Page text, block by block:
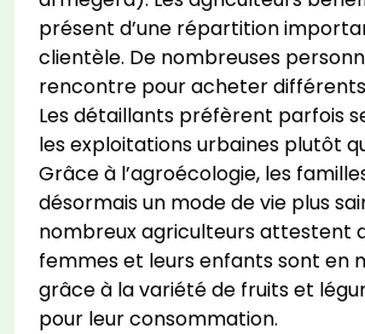
présent d’une répartition
clientèle. De nombreuses
rencontre pour acheter
Les détaillants préfèrent parfois
les exploitations urbaines plutôt
Grâce à l’agroécologie, les
désormais un mode de vie plus
nombreux agriculteurs attestent
femmes et leurs enfants sont en
grâce à la variété de fruits et
pour leur consommation.